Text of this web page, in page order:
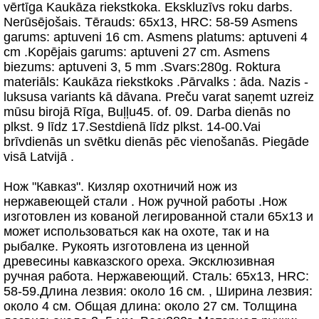
vērtīga Kaukāza riekstkoka. Ekskluzīvs roku darbs.
Nerūsējošais. Tērauds: 65x13, HRC: 58-59 Asmens
garums: aptuveni 16 cm. Asmens platums: aptuveni 4
cm .Kopējais garums: aptuveni 27 cm. Asmens
biezums: aptuveni 3, 5 mm .Svars:280g. Roktura
materiāls: Kaukāza riekstkoks .Pārvalks : āda. Nazis -
luksusa variants kā dāvana. Preču varat saņemt uzreiz
mūsu birojā Rīga, Buļļu45. of. 09. Darba dienās no
plkst. 9 līdz 17.Sestdienā līdz plkst. 14-00.Vai
brīvdienās un svētku dienās pēc vienošanās. Piegāde
visā Latvijā .
Нож "Кавказ". Кизляр охотничий нож из
нержавеющей стали . Нож ручной работы .Нож
изготовлен из кованой легированной стали 65х13 и
может использоваться как на охоте, так и на
рыбалке. Рукоять изготовлена из ценной
древесины кавказского ореха. Эксклюзивная
ручная работа. Нержавеющий. Сталь: 65х13, HRC:
58-59.Длина лезвия: около 16 см. , Ширина лезвия:
около 4 см. Общая длина: около 27 см. Толщина